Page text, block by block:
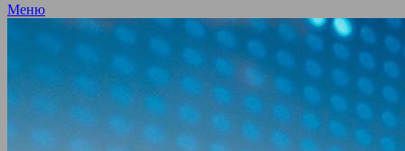
Меню